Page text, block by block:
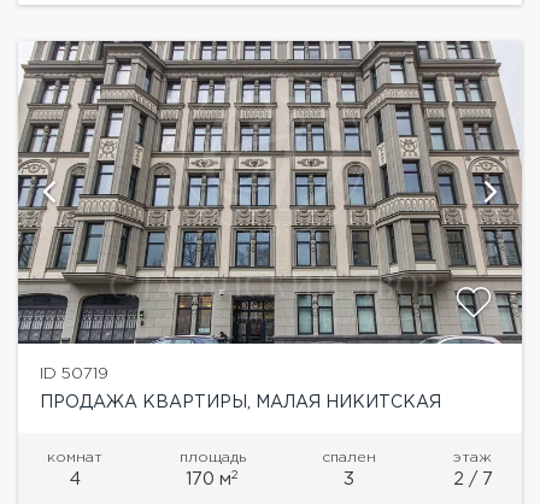
ID 50719
ПРОДАЖА КВАРТИРЫ, МАЛАЯ НИКИТСКАЯ
комнат
4
площадь
170 м2
спален
3
этаж
2 / 7